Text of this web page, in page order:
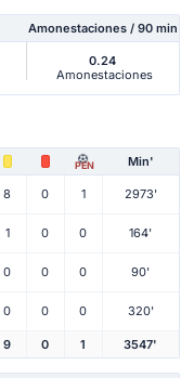
Amonestaciones / 90 min
0.24
Amonestaciones
PEN Min'
8 0 1 2973'
1 0 0 164'
0 0 0 90'
0 0 0 320'
9 0 1 3547'